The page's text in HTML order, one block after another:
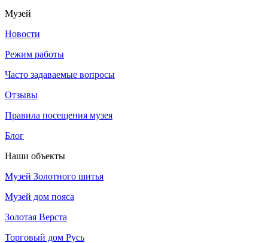
Музей
Новости
Режим работы
Часто задаваемые вопросы
Отзывы
Правила посещения музея
Блог
Наши объекты
Музей Золотного шитья
Музей дом пояса
Золотая Верста
Торговый дом Русь